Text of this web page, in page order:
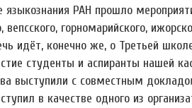
языкознания РАН прошло
вепсского, горномарийского,
идёт, конечно же, о Третьей
студенты и аспиранты нашей
выступили с совместным
в качестве одного из